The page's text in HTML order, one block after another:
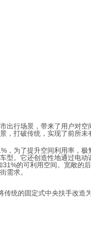
行场景，带来了用户对空
，打破传统，实现了前所
， 为了提升空间利用率， 极
型。 它还创造性地通过电动
的可利用空间。宽敞的
需求。
传统的固定式中央扶手改造